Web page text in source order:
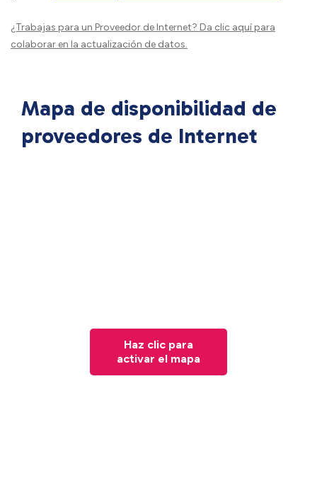
¿Trabajas para un Proveedor de Internet? Da clic aquípara
colaborar en la actualización de datos.
Mapa de disponibilidad de
proveedores de Internet
Haz clic para
activar el mapa